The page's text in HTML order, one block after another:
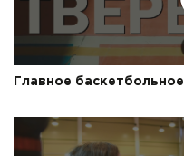
Главное